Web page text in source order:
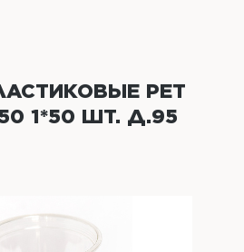
PET
1*50 ШТ. Д.95